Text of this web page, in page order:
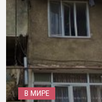
В МИРЕ